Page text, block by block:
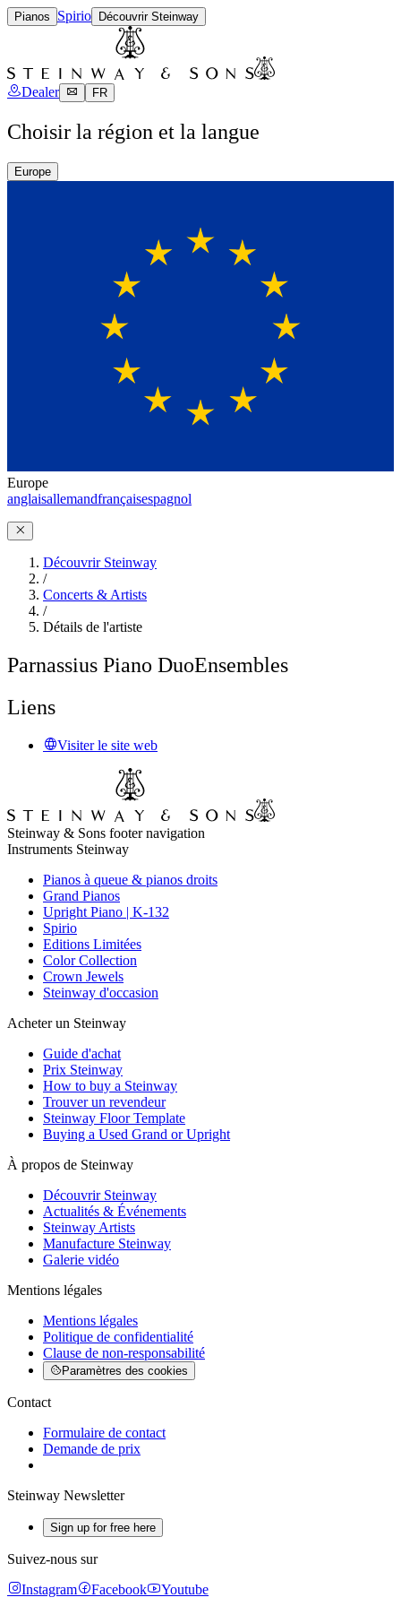
Pianos Spirio Découvrir Steinway
Dealer FR
Choisir la région et la langue
Europe
Europe
anglaisallemandfrançaisespagnol
Découvrir Steinway
/
Concerts & Artists
/
Détails de l'artiste
Parnassius Piano DuoEnsembles
Liens
Visiter le site web
Steinway & Sons footer navigation
Instruments Steinway
Pianos à queue & pianos droits
Grand Pianos
Upright Piano | K-132
Spirio
Editions Limitées
Color Collection
Crown Jewels
Steinway d'occasion
Acheter un Steinway
Guide d'achat
Prix Steinway
How to buy a Steinway
Trouver un revendeur
Steinway Floor Template
Buying a Used Grand or Upright
À propos de Steinway
Découvrir Steinway
Actualités & Événements
Steinway Artists
Manufacture Steinway
Galerie vidéo
Mentions légales
Mentions légales
Politique de confidentialité
Clause de non-responsabilité
Paramètres des cookies
Contact
Formulaire de contact
Demande de prix
Steinway Newsletter
Sign up for free here
Suivez-nous sur
Instagram
Facebook Youtube